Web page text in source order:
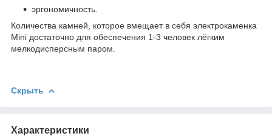
эргономичность.
Количества камней, которое вмещает в себя электрокаменка
Mini достаточно для обеспечения 1-3 человек лёгким
мелкодисперсным паром.
Скрыть
Характеристики